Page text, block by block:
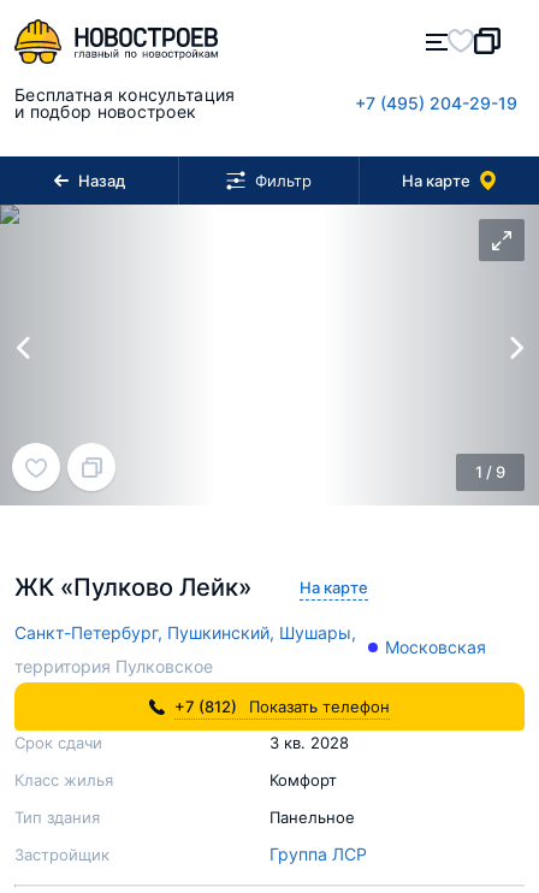
Бесплатная консультация
и подбор новостроек
+7 (495) 204-29-19
Назад Фильтр На карте
ЖК «Пулково Лейк» На карте
Санкт-Петербург, Пушкинский, Шушары,
территория Пулковское
Московская
1 /9
Срок сдачи
3 кв. 2028
Класс жилья
Комфорт
Тип здания
Панельное
Застройщик
Группа ЛСР
+7 (812) Показать телефон